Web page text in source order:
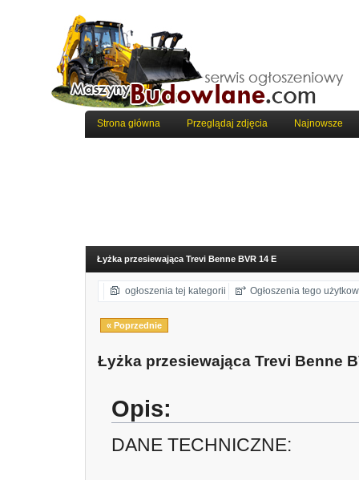
Strona główna Przeglądaj zdjęcia Najnowsze
Łyżka przesiewająca Trevi Benne BVR 14 E
ogłoszenia tej kategorii Ogłoszenia tego
« Poprzednie
Łyżka przesiewająca Trevi Benne
Opis:
DANE TECHNICZNE: